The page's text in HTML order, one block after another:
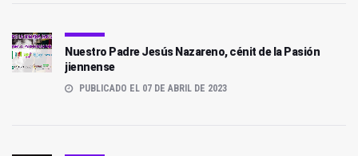
Nuestro Padre Jesús Nazareno, cénit de la Pasión
jiennense
PUBLICADO EL 07 DE ABRIL DE 2023